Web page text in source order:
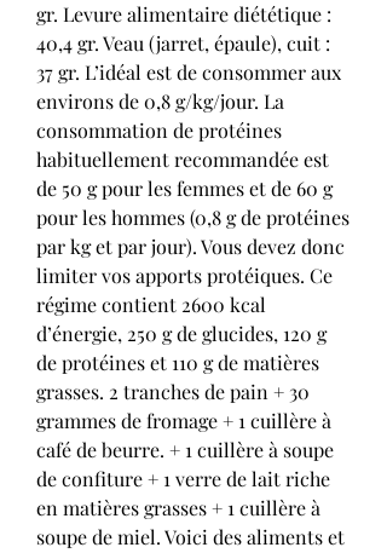
gr. Levure alimentaire diététique :
40,4 gr. Veau (jarret, épaule), cuit :
37 gr. L’idéal est de consommer aux
environs de 0,8 g/kg/jour. La
consommation de protéines
habituellement recommandée est
de 50 g pour les femmes et de 60 g
pour les hommes (0,8 g de protéines
par kg et par jour). Vous devez donc
limiter vos apports protéiques. Ce
régime contient 2600 kcal
d’énergie, 250 g de glucides, 120 g
de protéines et 110 g de matières
grasses. 2 tranches de pain + 30
grammes de fromage + 1 cuillère à
café de beurre. + 1 cuillère à soupe
de confiture + 1 verre de lait riche
en matières grasses + 1 cuillère à
soupe de miel. Voici des aliments et